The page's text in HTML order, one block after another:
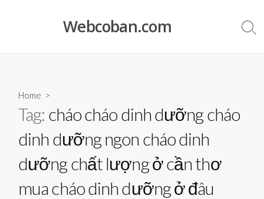
Webcoban.com
Home >
Tag: cháo cháo dinh dưỡng cháo
dinh dưỡng ngon cháo dinh
dưỡng chất lượng ở cần thơ
mua cháo dinh dưỡng ở đâu